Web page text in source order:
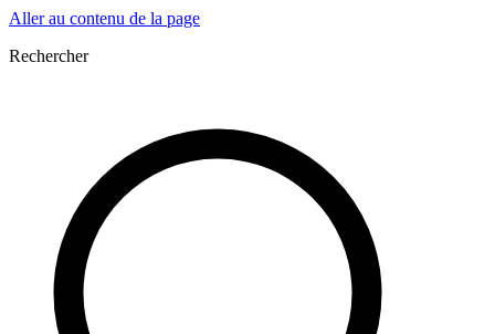
Aller au contenu de la page
Rechercher